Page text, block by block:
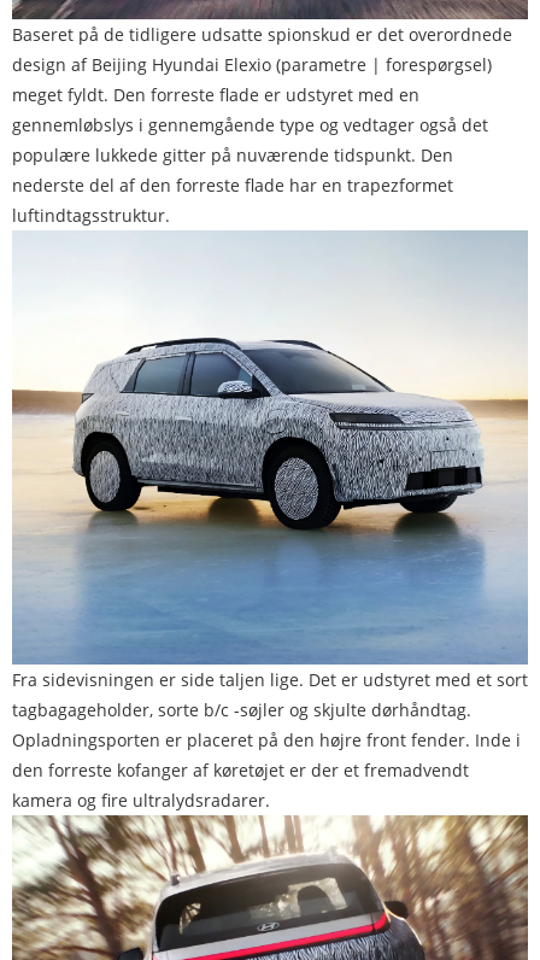
Baseret på de tidligere udsatte spionskud er det overordnede
design af Beijing Hyundai Elexio (parametre | forespørgsel)
meget fyldt. Den forreste flade er udstyret med en
gennemløbslys i gennemgående type og vedtager også det
populære lukkede gitter på nuværende tidspunkt. Den
nederste del af den forreste flade har en trapezformet
luftindtagsstruktur.
Fra sidevisningen er side taljen lige. Det er udstyret med et sort
tagbagageholder, sorte b/c -søjler og skjulte dørhåndtag.
Opladningsporten er placeret på den højre front fender. Inde i
den forreste kofanger af køretøjet er der et fremadvendt
kamera og fire ultralydsradarer.